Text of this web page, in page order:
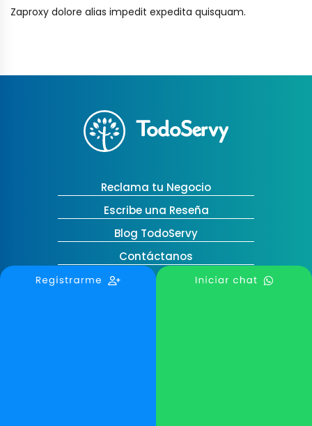
Zaproxy dolore alias impedit expedita quisquam.
Reclama tu Negocio
Escribe una Reseña
Blog TodoServy
Contáctanos